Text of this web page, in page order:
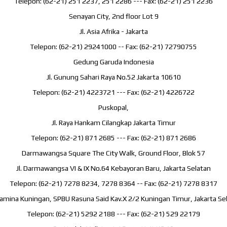
Senayan City, 2nd floor Lot 9
Jl. Asia Afrika - Jakarta
Telepon: (62-21) 29241000 -- Fax: (62-21) 72790755
Gedung Garuda Indonesia
Jl. Gunung Sahari Raya No.52 Jakarta 10610
Telepon: (62-21) 4223721 --- Fax: (62-21) 4226722
Puskopal,
Jl. Raya Hankam Cilangkap Jakarta Timur
Telepon: (62-21) 871 2685 --- Fax: (62-21) 871 2686
Darmawangsa Square The City Walk, Ground Floor, Blok 57
Jl. Darmawangsa VI & IX No.64 Kebayoran Baru, Jakarta Selatan
Telepon: (62-21) 7278 8234, 7278 8364 -- Fax: (62-21) 7278 8317
Kuningan, SPBU Rasuna Said Kav.X 2/2 Kuningan Timur, Jakarta
Telepon: (62-21) 5292 2188 --- Fax: (62-21) 529 22179